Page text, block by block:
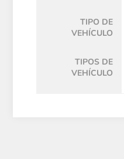
TIPO DE
VEHÍCULO
TIPOS DE
VEHÍCULO